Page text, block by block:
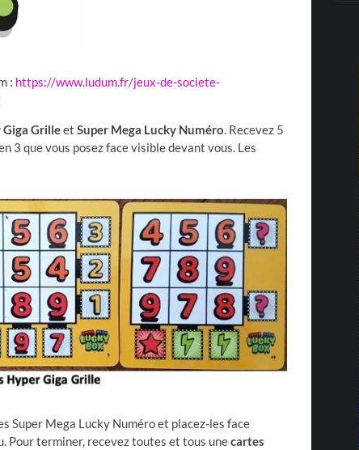
: https://www.ludum.fr/jeux-de-societe-
Giga Grilleet Super Mega Lucky Numéro. Recevez 5
3 que vous posez face visible devant vous. Les
Super Mega Lucky Numéro et placez-les face
Pour terminer, recevez toutes et tous unecartes